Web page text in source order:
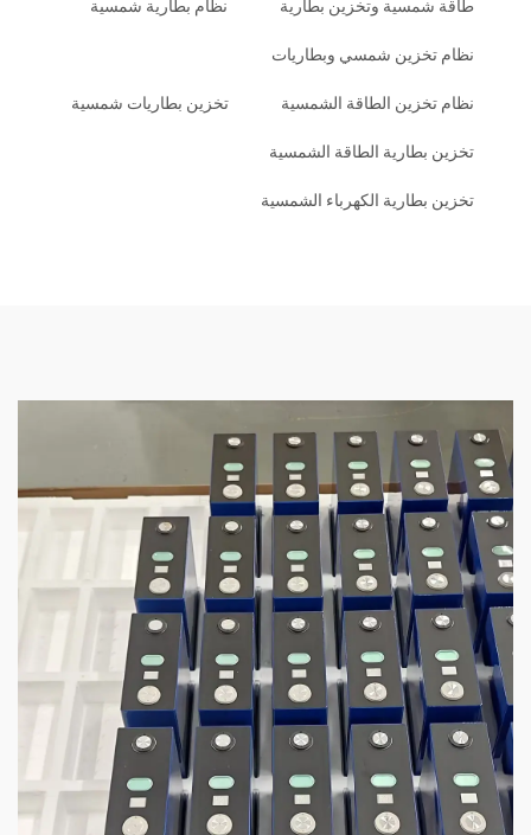
طاقة شمسية وتخزين بطارية نظام بطارية شمسية
نظام تخزين شمسي وبطاريات
نظام تخزين الطاقة الشمسية تخزين بطاريات شمسية
تخزين بطارية الطاقة الشمسية
تخزين بطارية الكهرباء الشمسية